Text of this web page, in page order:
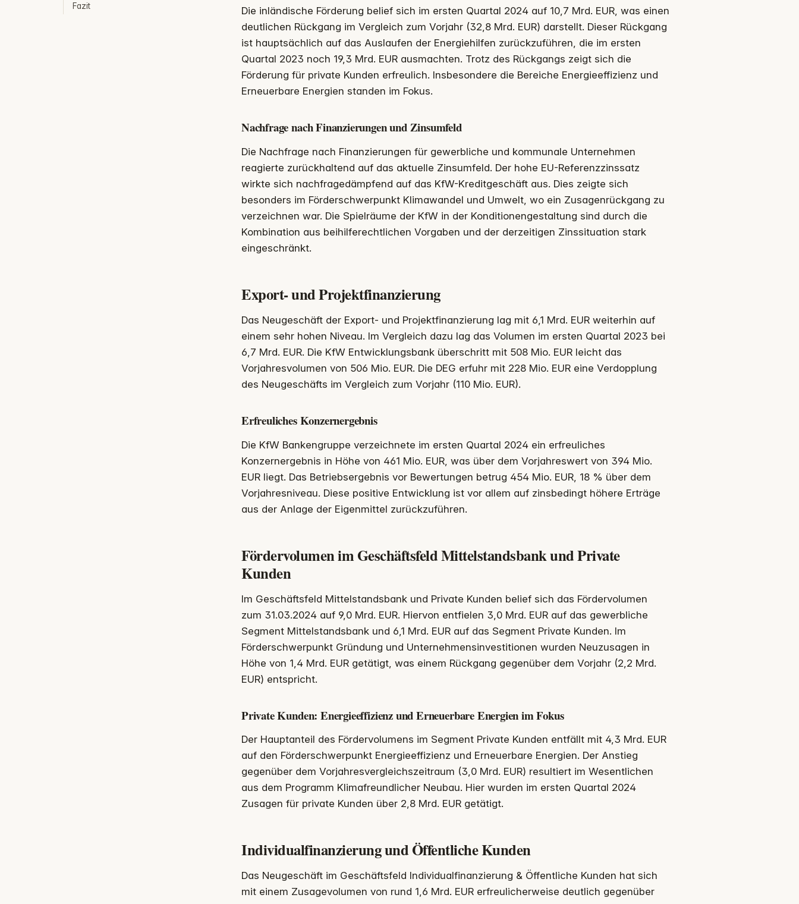
Fazit
Die inländische Förderung belief sich im ersten Quartal 2024 auf 10,7 Mrd. EUR, was einen
deutlichen Rückgang im Vergleich zum Vorjahr (32,8 Mrd. EUR) darstellt. Dieser Rückgang
ist hauptsächlich auf das Auslaufen der Energiehilfen zurückzuführen, die im ersten
Quartal 2023 noch 19,3 Mrd. EUR ausmachten. Trotz des Rückgangs zeigt sich die
Förderung für private Kunden erfreulich. Insbesondere die Bereiche Energieeffizienz und
Erneuerbare Energien standen im Fokus.
Nachfrage nach Finanzierungen und Zinsumfeld
Die Nachfrage nach Finanzierungen für gewerbliche und kommunale Unternehmen
reagierte zurückhaltend auf das aktuelle Zinsumfeld. Der hohe EU-Referenzzinssatz
wirkte sich nachfragedämpfend auf das KfW-Kreditgeschäft aus. Dies zeigte sich
besonders im Förderschwerpunkt Klimawandel und Umwelt, wo ein Zusagenrückgang zu
verzeichnen war. Die Spielräume der KfW in der Konditionengestaltung sind durch die
Kombination aus beihilferechtlichen Vorgaben und der derzeitigen Zinssituation stark
eingeschränkt.
Export- und Projektfinanzierung
Das Neugeschäft der Export- und Projektfinanzierung lag mit 6,1 Mrd. EUR weiterhin auf
einem sehr hohen Niveau. Im Vergleich dazu lag das Volumen im ersten Quartal 2023 bei
6,7 Mrd. EUR. Die KfW Entwicklungsbank überschritt mit 508 Mio. EUR leicht das
Vorjahresvolumen von 506 Mio. EUR. Die DEG erfuhr mit 228 Mio. EUR eine Verdopplung
des Neugeschäfts im Vergleich zum Vorjahr (110 Mio. EUR).
Erfreuliches Konzernergebnis
Die KfW Bankengruppe verzeichnete im ersten Quartal 2024 ein erfreuliches
Konzernergebnis in Höhe von 461 Mio. EUR, was über dem Vorjahreswert von 394 Mio.
EUR liegt. Das Betriebsergebnis vor Bewertungen betrug 454 Mio. EUR, 18 % über dem
Vorjahresniveau. Diese positive Entwicklung ist vor allem auf zinsbedingt höhere Erträge
aus der Anlage der Eigenmittel zurückzuführen.
Fördervolumen im Geschäftsfeld Mittelstandsbank und Private
Kunden
Im Geschäftsfeld Mittelstandsbank und Private Kunden belief sich das Fördervolumen
zum 31.03.2024 auf 9,0 Mrd. EUR. Hiervon entfielen 3,0 Mrd. EUR auf das gewerbliche
Segment Mittelstandsbank und 6,1 Mrd. EUR auf das Segment Private Kunden. Im
Förderschwerpunkt Gründung und Unternehmensinvestitionen wurden Neuzusagen in
Höhe von 1,4 Mrd. EUR getätigt, was einem Rückgang gegenüber dem Vorjahr (2,2 Mrd.
EUR) entspricht.
Private Kunden: Energieeffizienz und Erneuerbare Energien im Fokus
Der Hauptanteil des Fördervolumens im Segment Private Kunden entfällt mit 4,3 Mrd. EUR
auf den Förderschwerpunkt Energieeffizienz und Erneuerbare Energien. Der Anstieg
gegenüber dem Vorjahresvergleichszeitraum (3,0 Mrd. EUR) resultiert im Wesentlichen
aus dem Programm Klimafreundlicher Neubau. Hier wurden im ersten Quartal 2024
Zusagen für private Kunden über 2,8 Mrd. EUR getätigt.
Individualfinanzierung und Öffentliche Kunden
Das Neugeschäft im Geschäftsfeld Individualfinanzierung & Öffentliche Kunden hat sich
mit einem Zusagevolumen von rund 1,6 Mrd. EUR erfreulicherweise deutlich gegenüber